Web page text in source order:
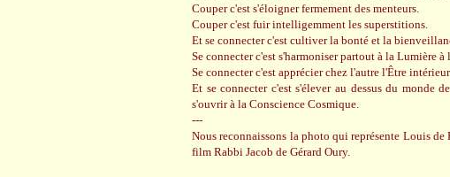
Couper c'est s'éloigner fermement des menteurs.
Couper c'est fuir intelligemment les superstitions.
Et se connecter c'est cultiver la bonté et la
Se connecter c'est s'harmoniser partout à la Lumière
Se connecter c'est apprécier chez l'autre l'Être
Et se connecter c'est s'élever au dessus du monde
s'ouvrir à la Conscience Cosmique.
---
Nous reconnaissons la photo qui représente Louis
film Rabbi Jacob de Gérard Oury.